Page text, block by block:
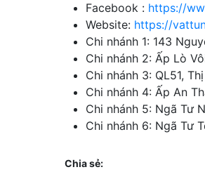
Facebook : https://
Website: https://
Chi nhánh 1: 143
Chi nhánh 2: Ấp Lò
Chi nhánh 3: QL51,
Chi nhánh 4: Ấp An
Chi nhánh 5: Ngã Tư
Chi nhánh 6: Ngã Tư
Chia sẻ: